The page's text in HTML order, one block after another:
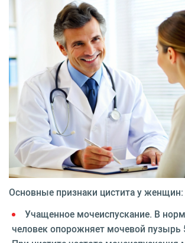
Основные признаки цистита у женщин:
Учащенное мочеиспускание. В
человек опорожняет мочевой пузырь